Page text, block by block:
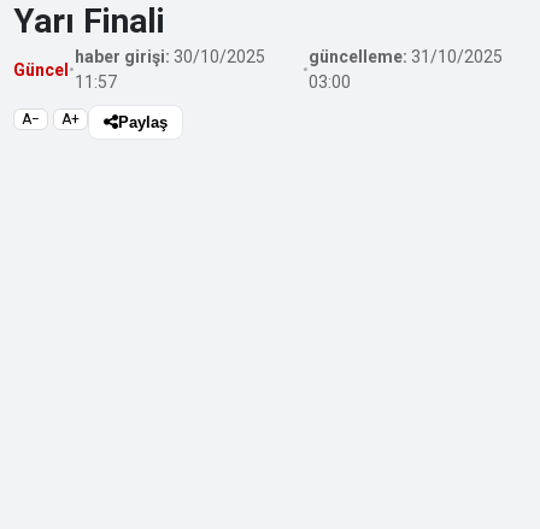
Yarı Finali
Güncel•
haber girişi: 30/10/2025
11:57
•
güncelleme: 31/10/2025
03:00
A− A+ Paylaş